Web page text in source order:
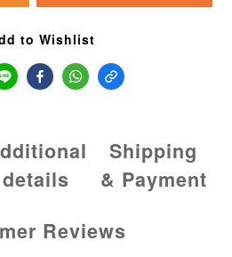
to Wishlist
details
Shipping
& Payment
Reviews